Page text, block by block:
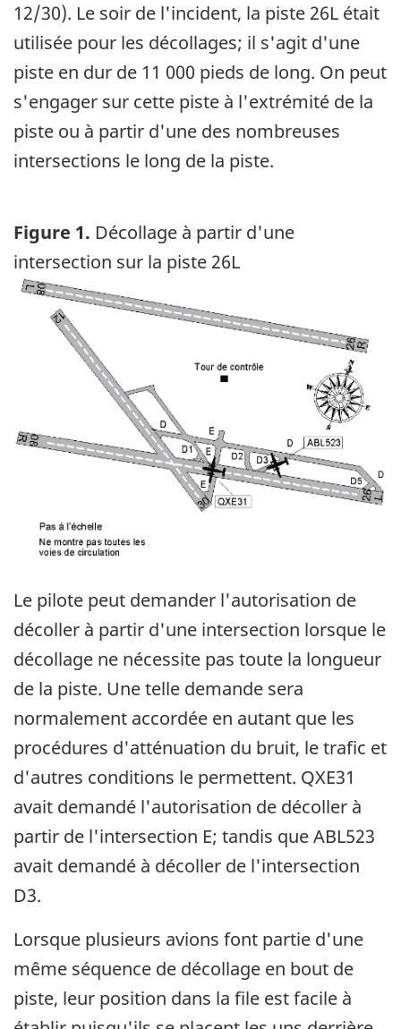
12/30). Le soir de l'incident, la piste 26L était
utilisée pour les décollages; il s'agit d'une
piste en dur de 11 000 pieds de long. On peut
s'engager sur cette piste à l'extrémité de la
piste ou à partir d'une des nombreuses
intersections le long de la piste.
Figure 1. Décollage à partir d'une
intersection sur la piste 26L
Image
Le pilote peut demander l'autorisation de
décoller à partir d'une intersection lorsque le
décollage ne nécessite pas toute la longueur
de la piste. Une telle demande sera
normalement accordée en autant que les
procédures d'atténuation du bruit, le trafic et
d'autres conditions le permettent. QXE31
avait demandé l'autorisation de décoller à
partir de l'intersection E; tandis que ABL523
avait demandé à décoller de l'intersection
D3.
Lorsque plusieurs avions font partie d'une
même séquence de décollage en bout de
piste, leur position dans la file est facile à